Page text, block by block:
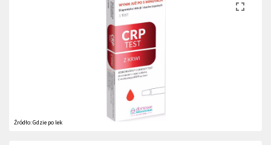
Źródło:Gdzie po lek